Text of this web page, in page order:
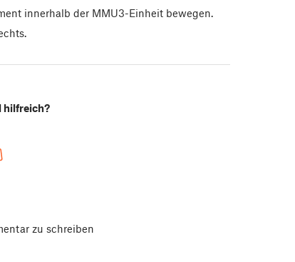
innerhalb der MMU3-Einheit bewegen.
hilfreich?
zu schreiben